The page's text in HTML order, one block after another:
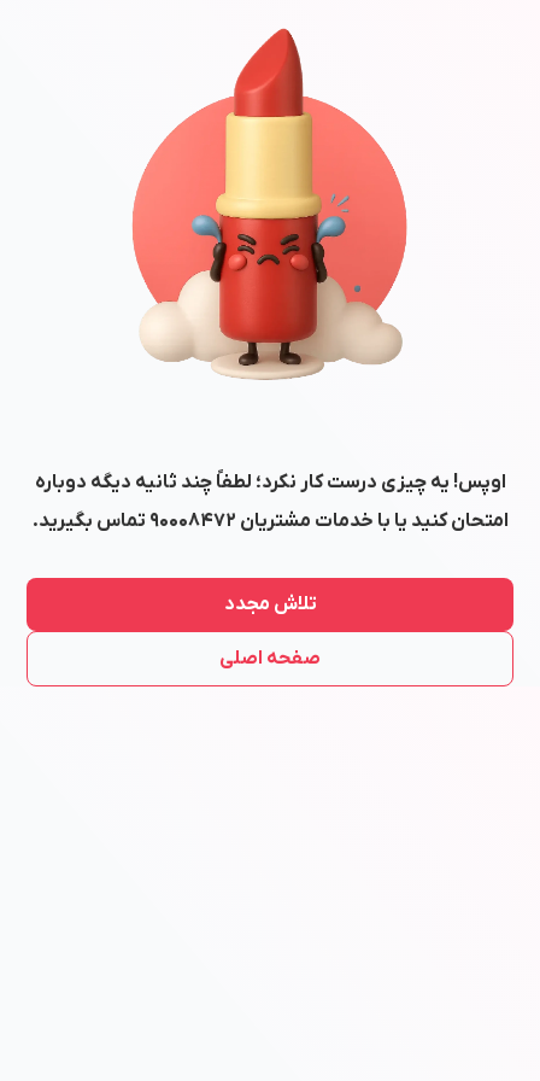
اوپس! یه چیزی درست کار نکرد؛ لطفاً چند ثانیه دیگه دوباره
امتحان کنید یا با خدمات مشتریان ۹۰۰۰۸۴۷۲ تماس بگیرید.
تلاش مجدد
صفحه اصلی